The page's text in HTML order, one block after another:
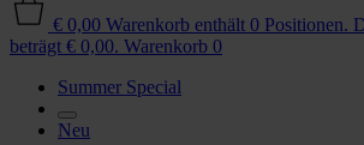
€ 0,00 Warenkorb enthält 0 Positionen.
beträgt € 0,00. Warenkorb 0
Summer Special
Neu